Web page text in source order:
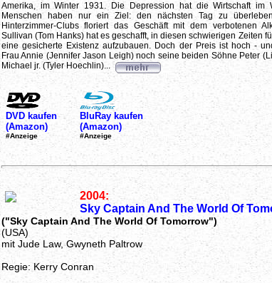
Amerika, im Winter 1931. Die Depression hat die Wirtschaft im
Menschen haben nur ein Ziel: den nächsten Tag zu
Hinterzimmer-Clubs floriert das Geschäft mit dem verbotenen
Sullivan (Tom Hanks) hat es geschafft, in diesen schwierigen Zeiten
eine gesicherte Existenz aufzubauen. Doch der Preis ist hoch -
Frau Annie (Jennifer Jason Leigh) noch seine beiden Söhne Peter
Michael jr. (Tyler Hoechlin)...
DVD kaufen
(Amazon)
#Anzeige
BluRay kaufen
(Amazon)
#Anzeige
2004:
Sky Captain And The World Of
("Sky Captain And The World Of Tomorrow")
(USA)
mit Jude Law, Gwyneth Paltrow
Regie: Kerry Conran